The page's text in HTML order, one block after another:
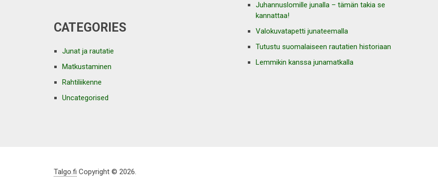
CATEGORIES
Junat ja rautatie
Matkustaminen
Rahtiliikenne
Uncategorised
Juhannuslomille junalla – tämän takia se
kannattaa!
Valokuvatapetti junateemalla
Tutustu suomalaiseen rautatien historiaan
Lemmikin kanssa junamatkalla
Talgo.fi Copyright © 2026.